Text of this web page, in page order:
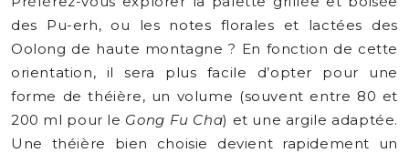
des Pu-erh, ou les notes florales et lactées des
Oolong de haute montagne ? En fonction de cette
orientation, il sera plus facile d’opter pour une
forme de théière, un volume (souvent entre 80 et
200 ml pour le Gong Fu Cha) et une argile adaptée.
Une théière bien choisie devient rapidement un